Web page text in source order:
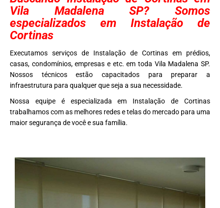
Vila Madalena SP? Somos
especializados em Instalação de
Cortinas
Executamos serviços de Instalação de Cortinas em prédios,
casas, condomínios, empresas e etc. em toda Vila Madalena SP.
Nossos técnicos estão capacitados para preparar a
infraestrutura para qualquer que seja a sua necessidade.
Nossa equipe é especializada em Instalação de Cortinas
trabalhamos com as melhores redes e telas do mercado para uma
maior segurança de você e sua família.